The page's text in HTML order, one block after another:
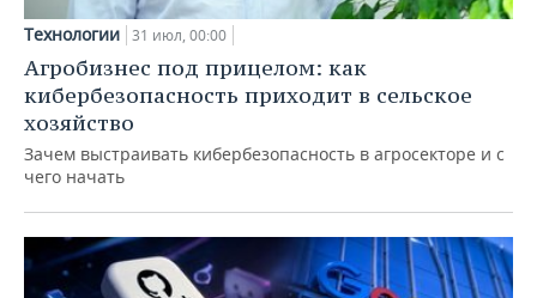
Технологии 31 июл, 00:00
Агробизнес под прицелом: как
кибербезопасность приходит в сельское
хозяйство
Зачем выстраивать кибербезопасность в агросекторе и с
чего начать